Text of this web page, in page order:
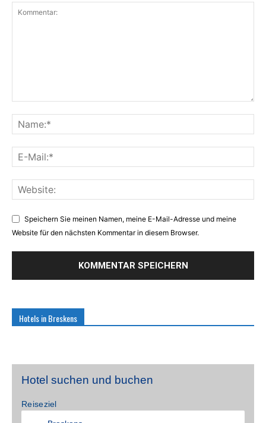
Speichern Sie meinen Namen, meine E-Mail-Adresse und meine
Website für den nächsten Kommentar in diesem Browser.
Hotels in Breskens
Hotel suchen und buchen
Reiseziel